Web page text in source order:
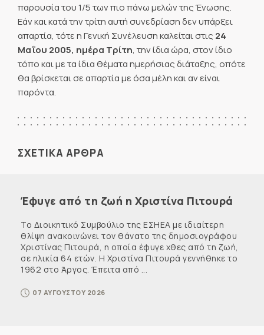
παρουσία του 1/5 των πιο πάνω μελών της Ένωσης.
Εάν και κατά την τρίτη αυτή συνεδρίαση δεν υπάρξει
απαρτία, τότε η Γενική Συνέλευση καλείται στις 24
Μαΐου 2005, ημέρα Τρίτη, την ίδια ώρα, στον ίδιο
τόπο και με τα ίδια θέματα ημερήσιας διάταξης, οπότε
θα βρίσκεται σε απαρτία με όσα μέλη και αν είναι
παρόντα.
ΣΧΕΤΙΚΑ ΑΡΘΡΑ
Έφυγε από τη ζωή η Χριστίνα Πιτουρά
Το Διοικητικό Συμβούλιο της ΕΣΗΕΑ με ιδιαίτερη
θλίψη ανακοινώνει τον θάνατο της δημοσιογράφου
Χριστίνας Πιτουρά, η οποία έφυγε χθες από τη ζωή,
σε ηλικία 64 ετών. Η Χριστίνα Πιτουρά γεννήθηκε το
1962 στο Άργος. Έπειτα από ...
07 ΑΥΓΟΥΣΤΟΥ 2026